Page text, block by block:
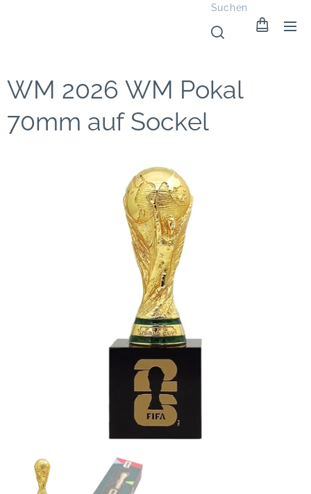
Suchen
WM 2026 WM Pokal
70mm auf Sockel